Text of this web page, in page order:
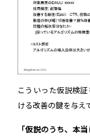
こういった仮説検
ける改善の鍵を与え
「仮説のうち、本